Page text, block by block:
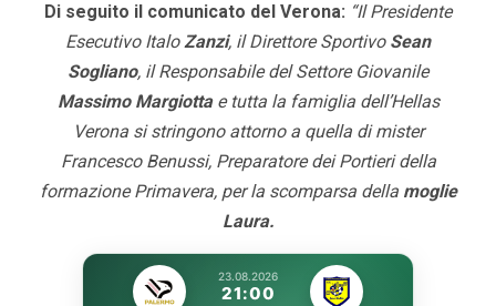
Di seguito il comunicato del Verona: “Il Presidente
Esecutivo ItaloZanzi, il Direttore Sportivo Sean
Sogliano, il Responsabile del Settore Giovanile
Massimo Margiottae tutta la famiglia dell’Hellas
Verona si stringono attorno a quella di mister
Francesco Benussi, Preparatore dei Portieri della
formazione Primavera, per la scomparsa della moglie
Laura.
23.08.2026
21:00